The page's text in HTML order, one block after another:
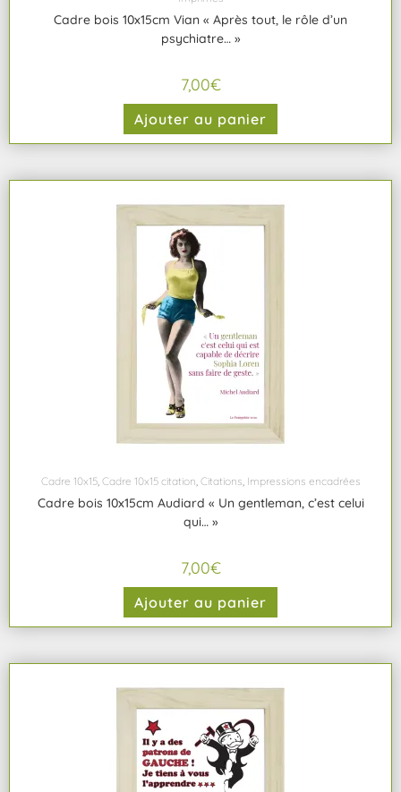
Cadre bois 10x15cm Vian « Après tout, le rôle d’un
psychiatre… »
7,00€
Ajouter au panier
Cadre 10x15, Cadre 10x15 citation, Citations, Impressions encadrées
Cadre bois 10x15cm Audiard « Un gentleman, c’est celui
qui… »
7,00€
Ajouter au panier